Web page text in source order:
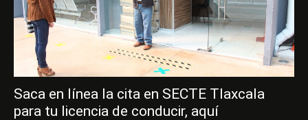
Saca en línea la cita en SECTE Tlaxcala
para tu licencia de conducir, aquí